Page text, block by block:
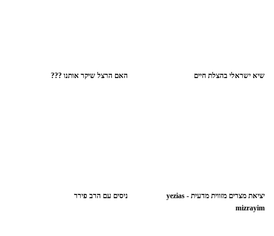
שיא ישראלי בהצלת חיים האם הרצל שיקר אותנו ???
יציאת מצרים מזווית מדעית - yezias
mizrayim
ניסים עם הרב פירר